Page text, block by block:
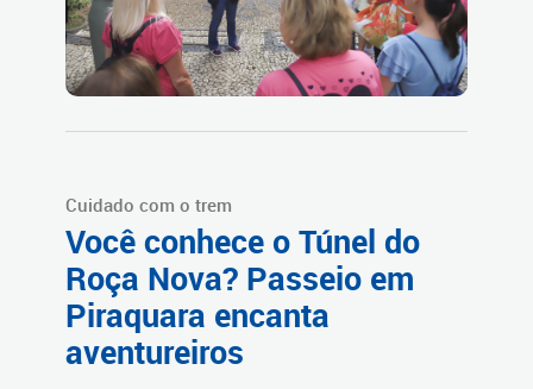
Cuidado com o trem
Você conhece o Túnel do
Roça Nova? Passeio em
Piraquara encanta
aventureiros